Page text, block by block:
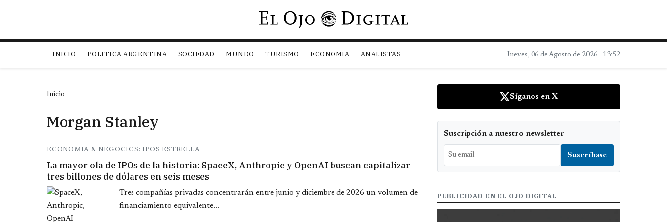
Pasar al contenido principal
INICIO POLITICA ARGENTINA SOCIEDAD MUNDO TURISMO ECONOMIA ANALISTAS Jueves, 06 de Agosto de 2026 - 13:52
Inicio
Morgan Stanley
ECONOMIA & NEGOCIOS: IPOS ESTRELLA
La mayor ola de IPOs de la historia: SpaceX, Anthropic y OpenAI buscan capitalizar
tres billones de dólares en seis meses
Tres compañías privadas concentrarán entre junio y diciembre de 2026 un volumen de
financiamiento equivalente...
Síganos en X
Suscripción a nuestro newsletter
PUBLICIDAD EN EL OJO DIGITAL